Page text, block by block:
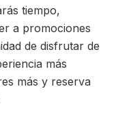
tiempo,
a promociones
de disfrutar de
más
más y reserva